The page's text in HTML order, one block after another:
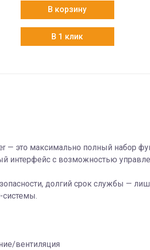
Electrolux
EACS/I-
07HSK/N3
В корзину
В 1 клик
— это максимально полный набор
интерфейс с возможностью
долгий срок службы —
системы.
вентиляция